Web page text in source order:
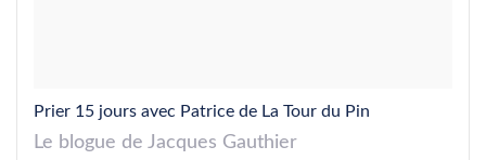
Prier 15 jours avec Patrice de La Tour du Pin
Le blogue de Jacques Gauthier